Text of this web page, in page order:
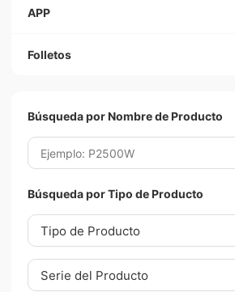
APP
Folletos
Búsqueda por Nombre de Producto
Búsqueda por Tipo de Producto
Tipo de Producto
Serie del Producto